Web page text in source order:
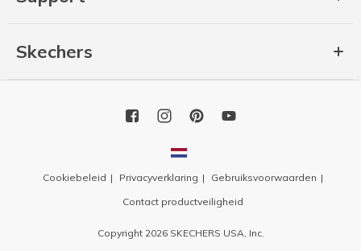
Skechers
Cookiebeleid Privacyverklaring
Gebruiksvoorwaarden
Contact productveiligheid
Copyright 2026 SKECHERS USA, Inc.